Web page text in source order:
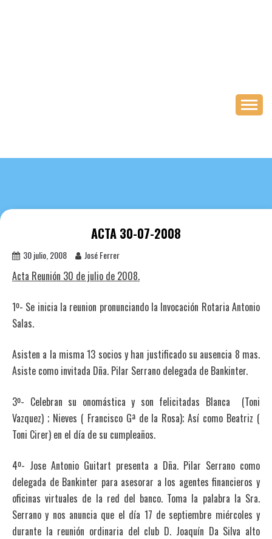
ACTA 30-07-2008
30 julio, 2008 José Ferrer
Acta Reunión 30 de julio de 2008.
1º- Se inicia la reunion pronunciando la Invocación Rotaria Antonio
Salas.
Asisten a la misma 13 socios y han justificado su ausencia 8 mas.
Asiste como invitada Dña. Pilar Serrano delegada de Bankinter.
3º- Celebran su onomástica y son felicitadas Blanca (Toni
Vazquez) ; Nieves ( Francisco Gª de la Rosa); Así como Beatriz (
Toni Cirer) en el día de su cumpleaños.
4º- Jose Antonio Guitart presenta a Dña. Pilar Serrano como
delegada de Bankinter para asesorar a los agentes financieros y
oficinas virtuales de la red del banco. Toma la palabra la Sra.
Serrano y nos anuncia que el día 17 de septiembre miércoles y
durante la reunión ordinaria del club D. Joaquín Da Silva alto